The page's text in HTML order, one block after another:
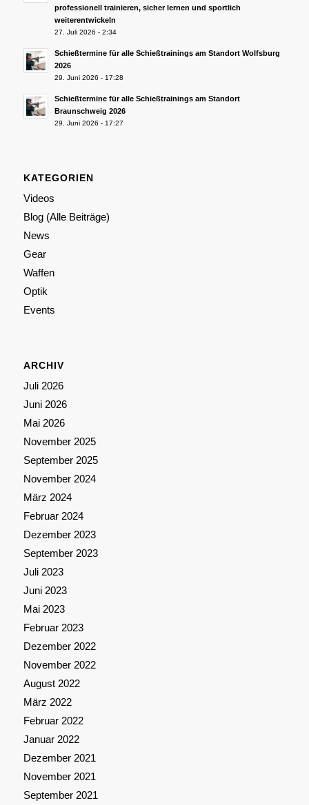
professionell trainieren, sicher lernen und sportlich
weiterentwickeln
27. Juli 2026 - 2:34
Schießtermine für alle Schießtrainings am Standort Wolfsburg
2026
29. Juni 2026 - 17:28
Schießtermine für alle Schießtrainings am Standort
Braunschweig 2026
29. Juni 2026 - 17:27
KATEGORIEN
Videos
Blog (Alle Beiträge)
News
Gear
Waffen
Optik
Events
ARCHIV
Juli 2026
Juni 2026
Mai 2026
November 2025
September 2025
November 2024
März 2024
Februar 2024
Dezember 2023
September 2023
Juli 2023
Juni 2023
Mai 2023
Februar 2023
Dezember 2022
November 2022
August 2022
März 2022
Februar 2022
Januar 2022
Dezember 2021
November 2021
September 2021